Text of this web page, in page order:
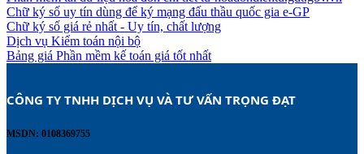
Chữ ký số uy tín dùng để ký mạng đấu thầu quốc gia e-GP
Chữ ký số giá rẻ nhất - Uy tín, chất lượng
Dịch vụ Kiểm toán nội bộ
Bảng giá Phần mềm kế toán giá tốt nhất
CÔNG TY TNHH DỊCH VỤ VÀ TƯ VẤN TRỌNG ĐẠT
MSDN: 0108369755